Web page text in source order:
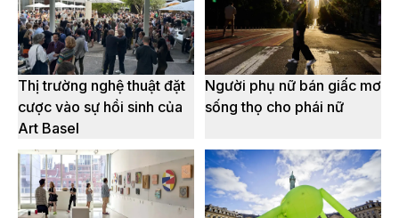
Thị trường nghệ thuật đặt
cược vào sự hồi sinh của
Art Basel
Người phụ nữ bán giấc mơ
sống thọ cho phái nữ